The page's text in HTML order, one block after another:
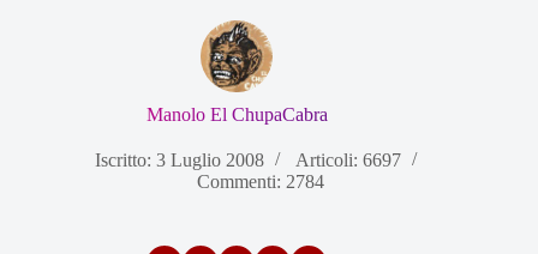
Manolo El ChupaCabra
Iscritto: 3 Luglio 2008
Articoli: 6697
Commenti: 2784